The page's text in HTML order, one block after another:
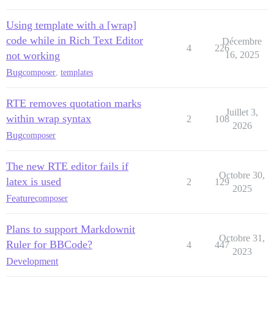
Using template with a [wrap]
code while in Rich Text Editor
not working
Bugcomposer, templates
4 226
Décembre
16, 2025
RTE removes quotation marks
within wrap syntax
Bugcomposer
2 108
Juillet 3,
2026
The new RTE editor fails if
latex is used
Featurecomposer
2 129
Octobre 30,
2025
Plans to support Markdownit
Ruler for BBCode?
Development
4 447
Octobre 31,
2023